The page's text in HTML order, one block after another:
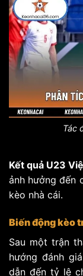
Tác
Kết quả U23
ảnh hưởng đến
kèo nhà cái.
Biến động kèo
Sau một trận
hướng đánh
dẫn đến tỷ lệ